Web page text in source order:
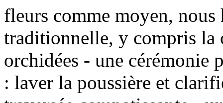
fleurs comme moyen,
traditionnelle, y compris la
orchidées - une cérémonie
: laver la poussière et